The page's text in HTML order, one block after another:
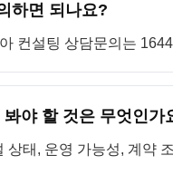
하면 되나요?
컨설팅 상담문의는
야 할 것은 무엇인가
태, 운영 가능성, 계약